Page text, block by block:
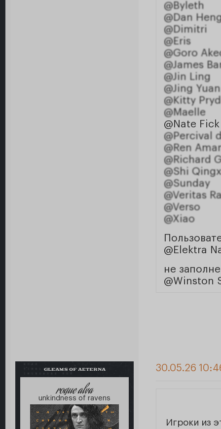
@Byleth
@Dan
@Dimitri
@Eris
@Goro
@James
@Jin Ling
@Jing Yuan
@Kitty
@Maelle
@Nate Fick
@Percival
@Ren
@Richard
@Shi
@Sunday
@Veritas
@Verso
@Xiao
@Elektra
не
@Winston
GLEAMS OF AETERNA
roque alva
unkindness of ravens
30.05.26
Игроки из